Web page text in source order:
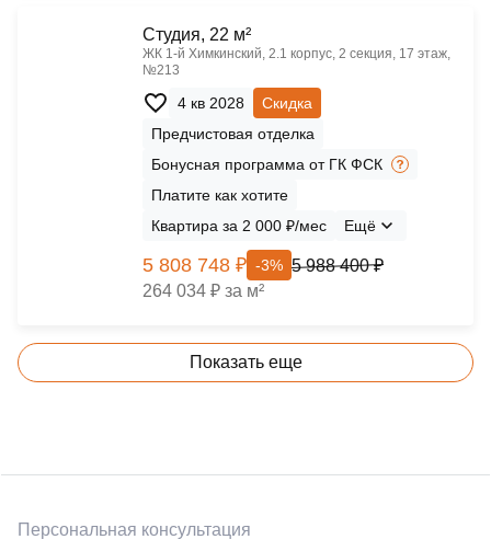
Cтудия, 22 м²
ЖК 1‑й Химкинский, 2.1 корпус, 2 секция, 17 этаж,
№213
4 кв 2028
Скидка
Предчистовая отделка
Бонусная программа от ГК ФСК
Платите как хотите
Квартира за 2 000 ₽/мес
Ещё
5 808 748 ₽ -3% 5 988 400 ₽
264 034 ₽ за м²
Показать еще
Персональная консультация